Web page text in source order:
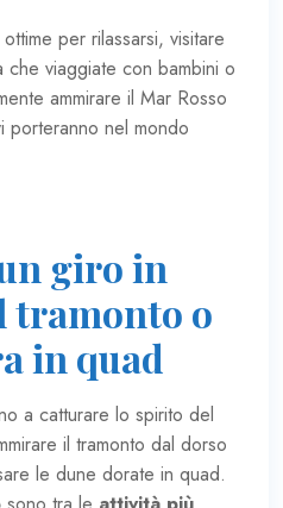
per rilassarsi, visitare
viaggiate con bambini o
ammirare il Mar Rosso
porteranno nel mondo
giro in
tramonto o
in quad
a catturare lo spirito del
il tramonto dal dorso
le dune dorate in quad.